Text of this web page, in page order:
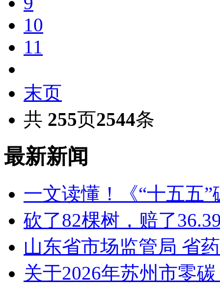
10
11
末页
共 255页2544条
最新新闻
一文读懂！《“十五五
砍了82棵树，赔了
山东省市场监管局 省
关于2026年苏州市零